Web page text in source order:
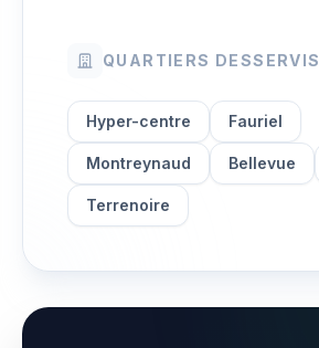
QUARTIERS DESSERVIS
Hyper-centre Fauriel
Montreynaud Bellevue
Terrenoire